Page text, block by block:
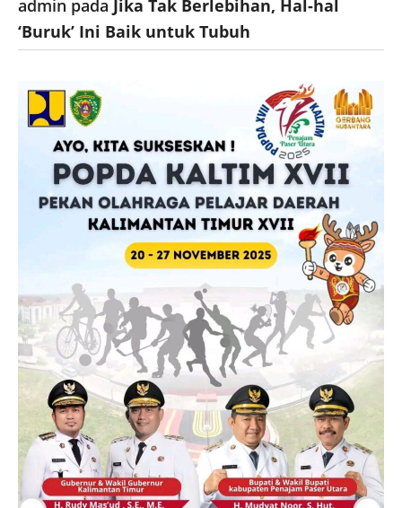
admin pada Jika Tak Berlebihan, Hal-hal
‘Buruk’ Ini Baik untuk Tubuh